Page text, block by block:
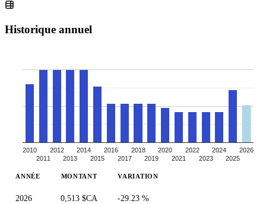
Historique annuel
2010
2011
2012
2013
2014
2015
2016
2017
2018
2019
2020
2021
2022
2023
2024
2025
2026
ANNÉE MONTANT VARIATION
2026 0,513 $CA -29.23 %